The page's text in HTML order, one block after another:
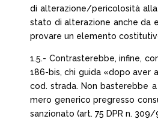
di alterazione/pericolosità
stato di alterazione anche da
provare un elemento
1.5.- Contrasterebbe, infine,
186-bis, chi guida «dopo aver
cod. strada. Non basterebbe
mero generico pregresso
sanzionato (art. 75 DPR n. 309/